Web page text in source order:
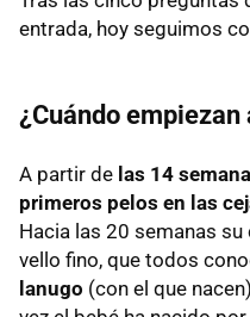
entrada, hoy seguimos
¿Cuándo empiezan
A partir de las 14
primeros pelos en las
Hacia las 20 semanas
vello fino, que todos
lanugo (con el que